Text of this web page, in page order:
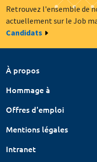
Retrouvez l'ensemble de
actuellement sur le Job
Candidats
À propos
Hommage à
Offres d'emploi
Mentions légales
Intranet